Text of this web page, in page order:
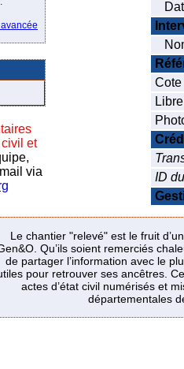
et
via
ID
Le chantier "relevé" est le fruit
Qu’ils soient remerciés
de partager l’information avec le
pour retrouver ses ancêtres.
actes d’état civil numérisés et
départementales